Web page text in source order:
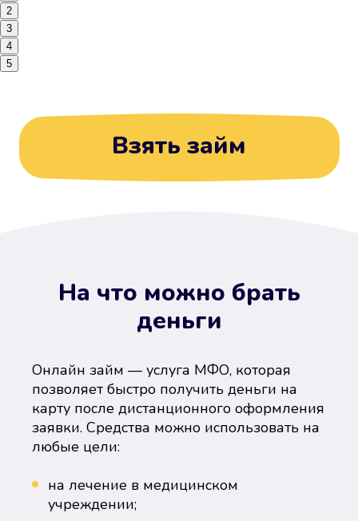
2
3
4
5
Взять займ
На что можно брать
деньги
Онлайн займ — услуга МФО, которая
позволяет быстро получить деньги на
карту после дистанционного оформления
заявки. Средства можно использовать на
любые цели:
на лечение в медицинском
учреждении;